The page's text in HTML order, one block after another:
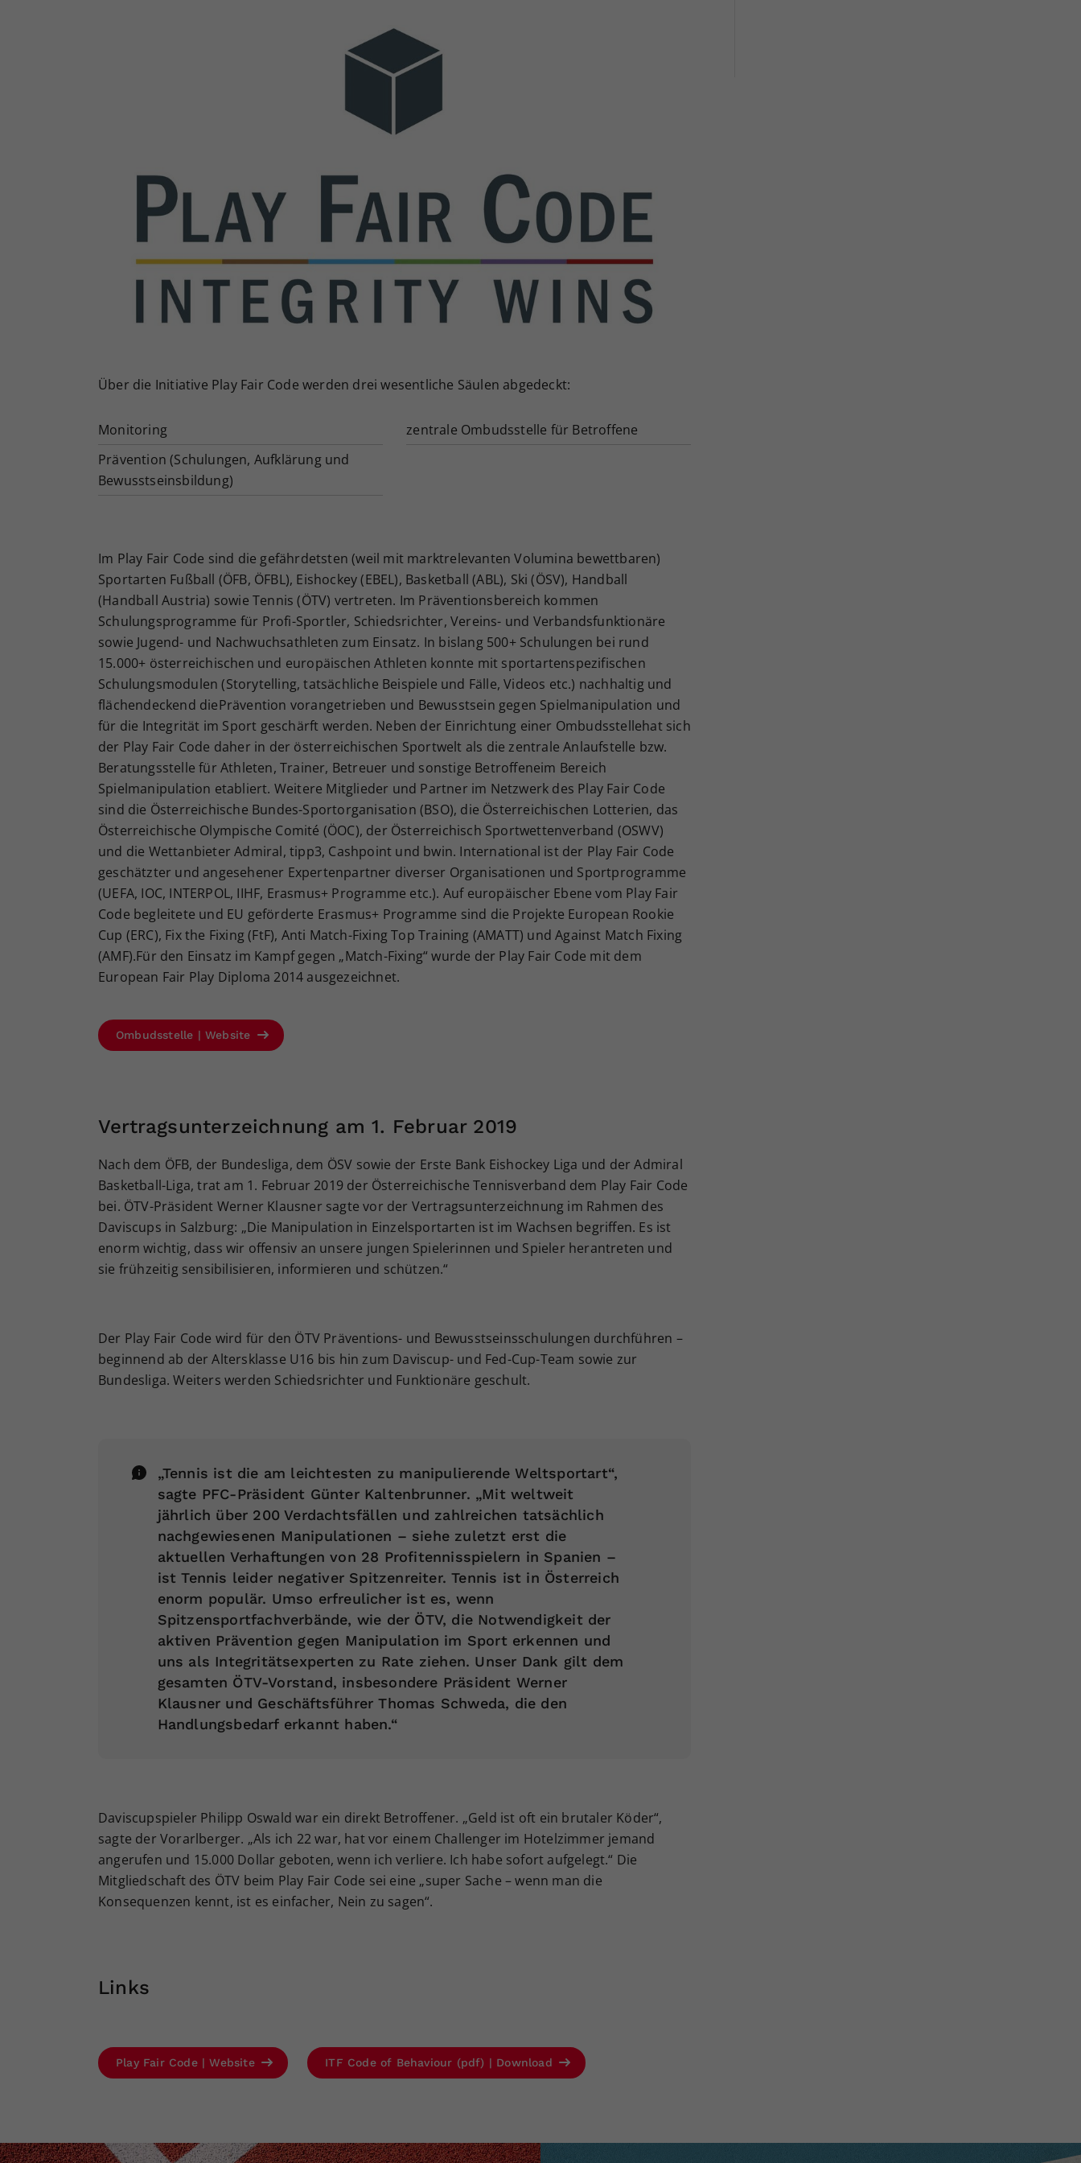
Über die Initiative Play Fair Code werden drei wesentliche Säulen abgedeckt:
Monitoring
Prävention (Schulungen, Aufklärung und
Bewusstseinsbildung)
zentrale Ombudsstelle für Betroffene
Im Play Fair Code sind die gefährdetsten (weil mit marktrelevanten Volumina bewettbaren)
Sportarten Fußball (ÖFB, ÖFBL), Eishockey (EBEL), Basketball (ABL), Ski (ÖSV), Handball
(Handball Austria) sowie Tennis (ÖTV) vertreten. Im Präventionsbereich kommen
Schulungsprogramme für Profi-Sportler, Schiedsrichter, Vereins- und Verbandsfunktionäre
sowie Jugend- und Nachwuchsathleten zum Einsatz. In bislang 500+ Schulungen bei rund
15.000+ österreichischen und europäischen Athleten konnte mit sportartenspezifischen
Schulungsmodulen (Storytelling, tatsächliche Beispiele und Fälle, Videos etc.) nachhaltig und
flächendeckend diePrävention vorangetrieben und Bewusstsein gegen Spielmanipulation und
für die Integrität im Sport geschärft werden. Neben der Einrichtung einer Ombudsstellehat sich
der Play Fair Code daher in der österreichischen Sportwelt als die zentrale Anlaufstelle bzw.
Beratungsstelle für Athleten, Trainer, Betreuer und sonstige Betroffeneim Bereich
Spielmanipulation etabliert. Weitere Mitglieder und Partner im Netzwerk des Play Fair Code
sind die Österreichische Bundes-Sportorganisation (BSO), die Österreichischen Lotterien, das
Österreichische Olympische Comité (ÖOC), der Österreichisch Sportwettenverband (OSWV)
und die Wettanbieter Admiral, tipp3, Cashpoint und bwin. International ist der Play Fair Code
geschätzter und angesehener Expertenpartner diverser Organisationen und Sportprogramme
(UEFA, IOC, INTERPOL, IIHF, Erasmus+ Programme etc.). Auf europäischer Ebene vom Play Fair
Code begleitete und EU geförderte Erasmus+ Programme sind die Projekte European Rookie
Cup (ERC), Fix the Fixing (FtF), Anti Match-Fixing Top Training (AMATT) und Against Match Fixing
(AMF).Für den Einsatz im Kampf gegen „Match-Fixing“ wurde der Play Fair Code mit dem
European Fair Play Diploma 2014 ausgezeichnet.
Ombudsstelle | Website
Vertragsunterzeichnung am 1. Februar 2019
Nach dem ÖFB, der Bundesliga, dem ÖSV sowie der Erste Bank Eishockey Liga und der Admiral
Basketball-Liga, trat am 1. Februar 2019 der Österreichische Tennisverband dem Play Fair Code
bei. ÖTV-Präsident Werner Klausner sagte vor der Vertragsunterzeichnung im Rahmen des
Daviscups in Salzburg: „Die Manipulation in Einzelsportarten ist im Wachsen begriffen. Es ist
enorm wichtig, dass wir offensiv an unsere jungen Spielerinnen und Spieler herantreten und
sie frühzeitig sensibilisieren, informieren und schützen.“
Der Play Fair Code wird für den ÖTV Präventions- und Bewusstseinsschulungen durchführen –
beginnend ab der Altersklasse U16 bis hin zum Daviscup- und Fed-Cup-Team sowie zur
Bundesliga. Weiters werden Schiedsrichter und Funktionäre geschult.
„Tennis ist die am leichtesten zu manipulierende Weltsportart“,
sagte PFC-Präsident Günter Kaltenbrunner. „Mit weltweit
jährlich über 200 Verdachtsfällen und zahlreichen tatsächlich
nachgewiesenen Manipulationen – siehe zuletzt erst die
aktuellen Verhaftungen von 28 Profitennisspielern in Spanien –
ist Tennis leider negativer Spitzenreiter. Tennis ist in Österreich
enorm populär. Umso erfreulicher ist es, wenn
Spitzensportfachverbände, wie der ÖTV, die Notwendigkeit der
aktiven Prävention gegen Manipulation im Sport erkennen und
uns als Integritätsexperten zu Rate ziehen. Unser Dank gilt dem
gesamten ÖTV-Vorstand, insbesondere Präsident Werner
Klausner und Geschäftsführer Thomas Schweda, die den
Handlungsbedarf erkannt haben.“
Daviscupspieler Philipp Oswald war ein direkt Betroffener. „Geld ist oft ein brutaler Köder“,
sagte der Vorarlberger. „Als ich 22 war, hat vor einem Challenger im Hotelzimmer jemand
angerufen und 15.000 Dollar geboten, wenn ich verliere. Ich habe sofort aufgelegt.“ Die
Mitgliedschaft des ÖTV beim Play Fair Code sei eine „super Sache – wenn man die
Konsequenzen kennt, ist es einfacher, Nein zu sagen“.
Links
Play Fair Code | Website ITF Code of Behaviour (pdf) | Download